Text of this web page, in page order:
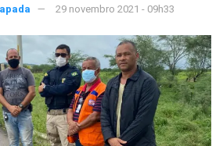
29 novembro 2021 - 09h33